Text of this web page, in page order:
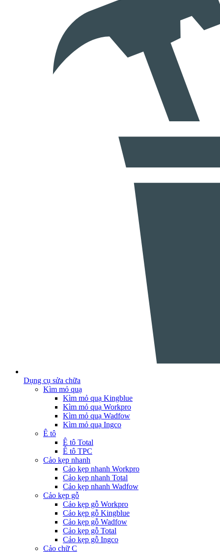
Dụng cụ sửa chữa
Kìm mỏ quạ
Kìm mỏ quạ Kingblue
Kìm mỏ quạ Workpro
Kìm mỏ quạ Wadfow
Kìm mỏ quạ Ingco
Ê tô
Ê tô Total
Ê tô TPC
Cảo kẹp nhanh
Cảo kẹp nhanh Workpro
Cảo kẹp nhanh Total
Cảo kẹp nhanh Wadfow
Cảo kẹp gỗ
Cảo kẹp gỗ Workpro
Cảo kẹp gỗ Kingblue
Cảo kẹp gỗ Wadfow
Cảo kẹp gỗ Total
Cảo kẹp gỗ Ingco
Cảo chữ C